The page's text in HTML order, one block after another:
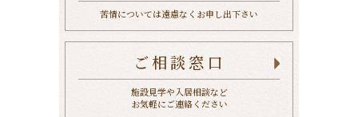
苦情については遠慮なくお申し出下さい
ご相談窓口
施設見学や入居相談など
お気軽にご連絡ください